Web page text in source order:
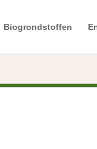
Biogrondstoffen